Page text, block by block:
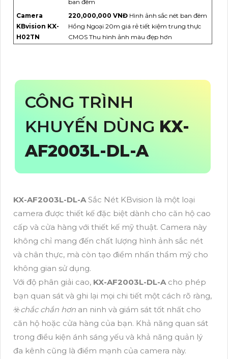
ban đêm
Camera
KBvision KX-
H02TN
220,000,000 VNĐ Hình ảnh sắc nét ban đêm
Hồng Ngoại 20m giá rẻ tiết kiệm trung thực
CMOS Thu hình ảnh màu đẹp hơn
CÔNG TRÌNH
KHUYẾN DÙNG KX-
AF2003L-DL-A
KX-AF2003L-DL-ASắc Nét KBvision là một loại
camera được thiết kế đặc biệt dành cho căn hộ cao
cấp và cửa hàng với thiết kế mỹ thuật. Camera này
không chỉ mang đến chất lượng hình ảnh sắc nét
và chân thực, mà còn tạo điểm nhấn thẩm mỹ cho
không gian sử dụng.
Với độ phân giải cao, KX-AF2003L-DL-A cho phép
bạn quan sát và ghi lại mọi chi tiết một cách rõ ràng,
☣️chắc chắn hơn an ninh và giám sát tốt nhất cho
căn hộ hoặc cửa hàng của bạn. Khả năng quan sát
trong điều kiện ánh sáng yếu và khả năng quản lý
đa kênh cũng là điểm mạnh của camera này.